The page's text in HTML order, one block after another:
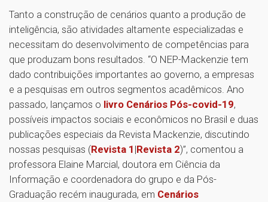
Tanto a construção de cenários quanto a produção de
inteligência, são atividades altamente especializadas e
necessitam do desenvolvimento de competências para
que produzam bons resultados. “O NEP-Mackenzie tem
dado contribuições importantes ao governo, a empresas
e a pesquisas em outros segmentos acadêmicos. Ano
passado, lançamos o livro Cenários Pós-covid-19,
possíveis impactos sociais e econômicos no Brasil e duas
publicações especiais da Revista Mackenzie, discutindo
nossas pesquisas (Revista 1 |Revista 2)”, comentou a
professora Elaine Marcial, doutora em Ciência da
Informação e coordenadora do grupo e da Pós-
Graduação recém inaugurada, em Cenários